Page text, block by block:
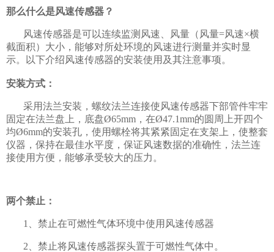
那么什么是风速传感器？
风速传感器是可以连续监测风速、风量（风量=风速×横
截面积）大小，能够对所处环境的风速进行测量并实时显
示。以下介绍风速传感器的安装使用及其注意事项。
安装方式：
采用法兰安装，螺纹法兰连接使风速传感器下部管件牢牢
固定在法兰盘上，底盘Ø65mm，在Ø47.1mm的圆周上开四个
均Ø6mm的安装孔，使用螺栓将其紧紧固定在支架上，使整套
仪器，保持在最佳水平度，保证风速数据的准确性，法兰连
接使用方便，能够承受较大的压力。
两个禁止：
1、禁止在可燃性气体环境中使用风速传感器
2、禁止将风速传感器探头置于可燃性气体中。